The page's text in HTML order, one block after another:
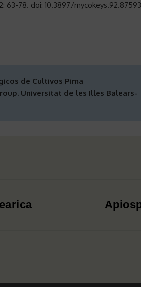
63-78. doi: 10.3897/mycokeys.92.87593
de Cultivos Pima
Universitat de les Illes Balears-